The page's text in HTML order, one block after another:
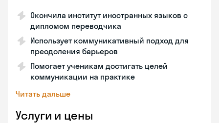
Окончила институт иностранных языков с
дипломом переводчика
Использует коммуникативный подход для
преодоления барьеров
Помогает ученикам достигать целей
коммуникации на практике
Читать дальше
Услуги и цены